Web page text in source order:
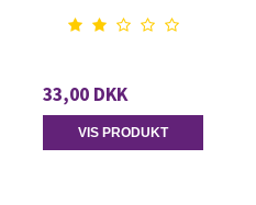
33,00 DKK
VIS PRODUKT